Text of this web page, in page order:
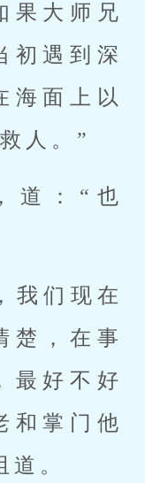
果大师兄
初遇到深
海面上以
人。”
道：“也
我们现在
楚，在事
最好不好
和掌门他
。